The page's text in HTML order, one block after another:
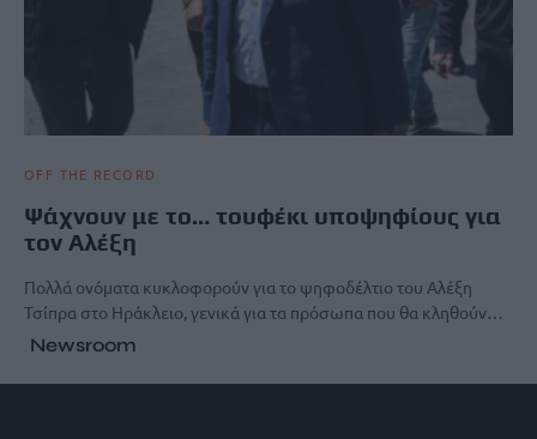
OFF THE RECORD
Ψάχνουν με το… τουφέκι υποψηφίους για
τον Αλέξη
Πολλά ονόματα κυκλοφορούν για το ψηφοδέλτιο του Αλέξη
Τσίπρα στο Ηράκλειο, γενικά για τα πρόσωπα που θα κληθούν…
Newsroom